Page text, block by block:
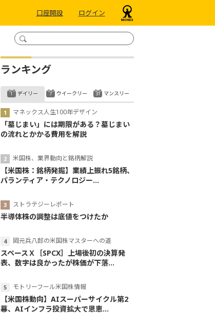
口座開設 ログイン
ランキング
デイリー
マネックス人生100年デザイン
「墓じまい」には期限がある？墓じまい
の流れとかかる費用を解説
米国株、業界動向と銘柄解説
【米国株：銘柄発掘】業績上振れ5銘柄、
パランティア・テクノロジー...
ストラテジーレポート
半導体株の調整は底値をつけたか
岡元兵八郎の米国株マスターへの道
スペースＸ［SPCX］上場後初の決算発
表、数字は良かったが株価が下落...
モトリーフール米国株情報
【米国株動向】AIスーパーサイクル第2
幕、AIインフラ投資拡大で恩恵...
ウイークリー マンスリー